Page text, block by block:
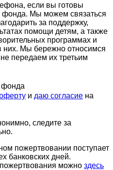
если вы готовы
фонда. Мы можем связаться
за поддержку,
помощи детям, а также
программах и
них. Мы бережно относимся
передаем их третьим
фонда
и даю согласие на
следите за
пожертвовании поступает
банковских дней.
пожертвования можно здесь